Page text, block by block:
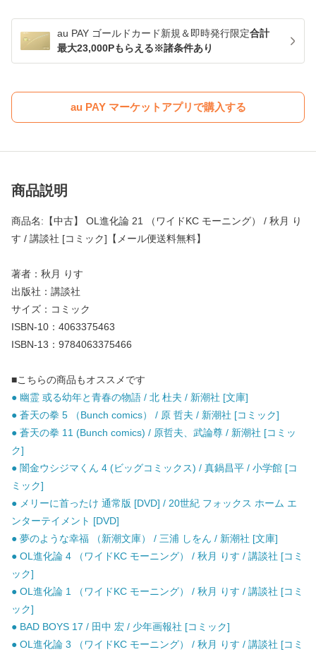
au PAY ゴールドカード新規＆即時発行限定合計
最大23,000Pもらえる※諸条件あり
au PAY マーケットアプリで購入する
商品説明
商品名:【中古】 OL進化論 21 （ワイドKC モーニング） / 秋月 り
す / 講談社 [コミック]【メール便送料無料】
著者：秋月 りす
出版社：講談社
サイズ：コミック
ISBN-10：4063375463
ISBN-13：9784063375466
■こちらの商品もオススメです
● 幽霊 或る幼年と青春の物語 / 北 杜夫 / 新潮社 [文庫]
● 蒼天の拳 5 （Bunch comics） / 原 哲夫 / 新潮社 [コミック]
● 蒼天の拳 11 (Bunch comics) / 原哲夫、武論尊 / 新潮社 [コミッ
ク]
● 闇金ウシジマくん 4 (ビッグコミックス) / 真鍋昌平 / 小学館 [コ
ミック]
● メリーに首ったけ 通常版 [DVD] / 20世紀 フォックス ホーム エ
ンターテイメント [DVD]
● 夢のような幸福 （新潮文庫） / 三浦 しをん / 新潮社 [文庫]
● OL進化論 4 （ワイドKC モーニング） / 秋月 りす / 講談社 [コミ
ック]
● OL進化論 1 （ワイドKC モーニング） / 秋月 りす / 講談社 [コミ
ック]
● BAD BOYS 17 / 田中 宏 / 少年画報社 [コミック]
● OL進化論 3 （ワイドKC モーニング） / 秋月 りす / 講談社 [コミ